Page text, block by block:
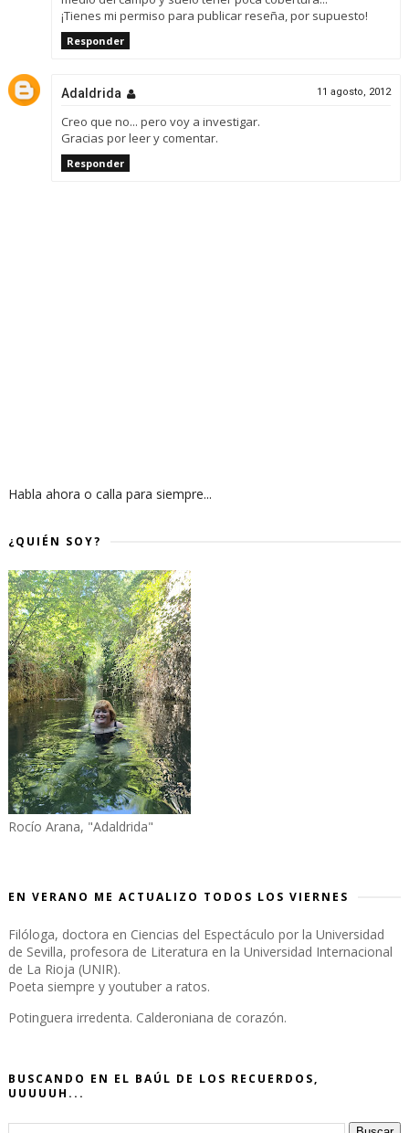
¡Tienes mi permiso para publicar reseña, por supuesto!
Responder
Adaldrida 11 agosto, 2012
Creo que no... pero voy a investigar.
Gracias por leer y comentar.
Responder
Habla ahora o calla para siempre...
¿QUIÉN SOY?
Rocío Arana, "Adaldrida"
EN VERANO ME ACTUALIZO TODOS LOS VIERNES
Filóloga, doctora en Ciencias del Espectáculo por la Universidad
de Sevilla, profesora de Literatura en la Universidad Internacional
de La Rioja (UNIR).
Poeta siempre y youtuber a ratos.
Potinguera irredenta. Calderoniana de corazón.
BUSCANDO EN EL BAÚL DE LOS RECUERDOS,
UUUUUH...